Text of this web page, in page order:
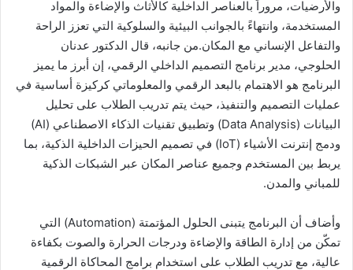
والأرضيات، مروراً بالعناصر الداخلية كالأثاث والإضاءة والمواد
المستخدمة، وانتهاءً بالجوانب البيئية والسلوكية التي تعزز الراحة
والتفاعل الإنساني مع المكان.من جانبه، قال الدكتور عدنان
الحلوجي، مدير برنامج التصميم الداخلي الرقمي، إن أبرز ما يميز
البرنامج هو الاهتمام بالبعد الرقمي والمعلوماتي كركيزة أساسية في
عمليات التصميم والتنفيذ، حيث يتم تدريب الطلاب على تحليل
البيانات (Data Analysis) وتطبيق تقنيات الذكاء الاصطناعي (AI)
ودمج إنترنت الأشياء (IoT) في تصميم الحيزات الداخلية الذكية، بما
يربط بين المستخدم وجميع عناصر المكان عبر الشبكات الذكية
للمباني والمدن.
وأضاف أن البرنامج يتبنى الحلول المؤتمتة (Automation) التي
تمكّن من إدارة الطاقة والإضاءة ودرجات الحرارة والصوت بكفاءة
عالية، مع تدريب الطلاب على استخدام برامج المحاكاة الرقمية